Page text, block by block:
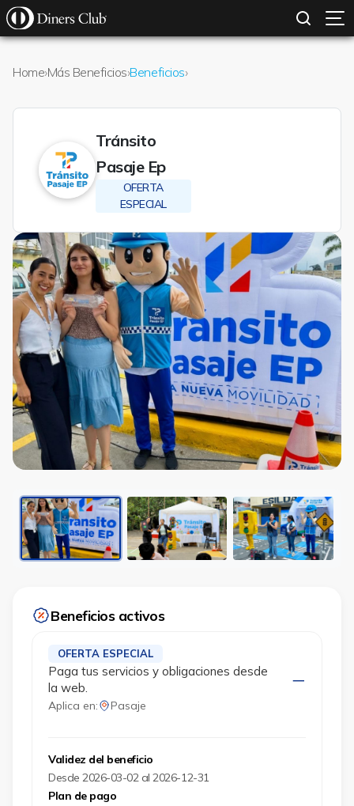
Pasar al contenido principal
Home›Más Beneficios›Beneficios›
Tránsito
Pasaje Ep
OFERTA
ESPECIAL
Beneficios activos
OFERTA ESPECIAL
Paga tus servicios y obligaciones desde
la web.
Aplica en: Pasaje
Validez del beneficio
Desde 2026-03-02 al 2026-12-31
Plan de pago